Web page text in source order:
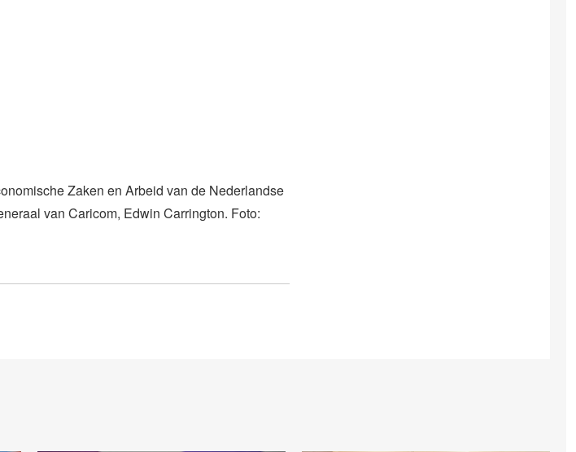
Zaken en Arbeid van de Nederlandse
van Caricom, Edwin Carrington. Foto: